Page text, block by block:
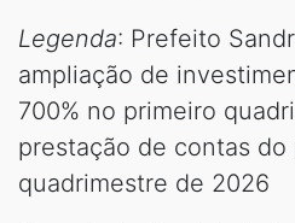
Legenda: Prefeito
ampliação de
700% no primeiro
prestação de contas do
quadrimestre de 2026